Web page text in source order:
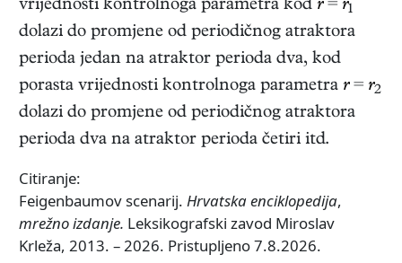
vrijednosti kontrolnoga parametra kod r= r1
dolazi do promjene od periodičnog atraktora
perioda jedan na atraktor perioda dva, kod
porasta vrijednosti kontrolnoga parametra r= r2
dolazi do promjene od periodičnog atraktora
perioda dva na atraktor perioda četiri itd.
Citiranje:
Feigenbaumov scenarij. Hrvatska enciklopedija,
mrežno izdanje. Leksikografski zavod Miroslav
Krleža, 2013. – 2026. Pristupljeno 7.8.2026.